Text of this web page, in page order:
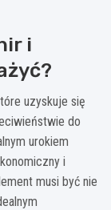
i
uzyskuje się
do
urokiem
i
musi być nie